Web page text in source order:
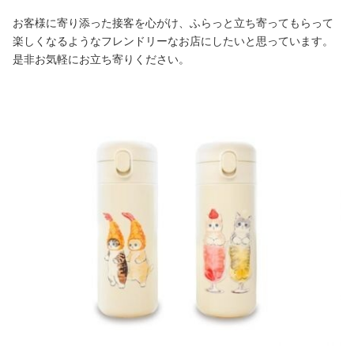
お客様に寄り添った接客を心がけ、ふらっと立ち寄ってもらって
楽しくなるようなフレンドリーなお店にしたいと思っています。
是非お気軽にお立ち寄りください。